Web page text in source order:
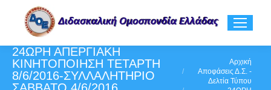
24ΩΡΗ ΑΠΕΡΓΙΑΚΗ
ΚΙΝΗΤΟΠΟΙΗΣΗ ΤΕΤΑΡΤΗ
8/6/2016-ΣΥΛΛΑΛΗΤΗΡΙΟ
Αρχική
Αποφάσεις Δ.Σ. -
Δελτία Τύπου